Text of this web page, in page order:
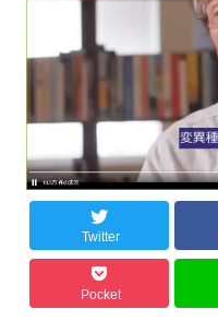
Twitter
Pocket